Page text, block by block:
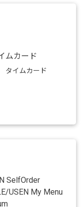
タイムカード